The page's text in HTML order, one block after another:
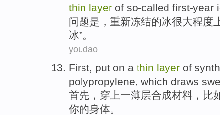
thin layer of so-called first-year
问题是 ，重新冻结的冰很大程度
冰”。
youdao
First put on a thin layer of
polypropylene which draws
首先 ， 穿上一薄层合成材料 ， 比
你的身体。